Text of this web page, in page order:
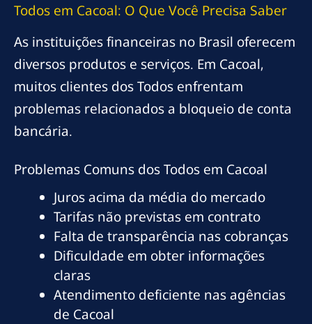
Todos em Cacoal: O Que Você Precisa Saber
As instituições financeiras no Brasil oferecem
diversos produtos e serviços. Em Cacoal,
muitos clientes dos Todos enfrentam
problemas relacionados a bloqueio de conta
bancária.
Problemas Comuns dos Todos em Cacoal
Juros acima da média do mercado
Tarifas não previstas em contrato
Falta de transparência nas cobranças
Dificuldade em obter informações
claras
Atendimento deficiente nas agências
de Cacoal